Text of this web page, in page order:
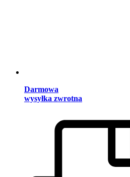
Darmowa
wysyłka zwrotna